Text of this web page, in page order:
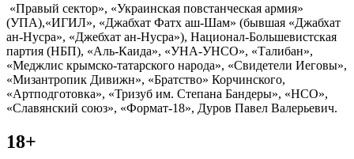
«Правый сектор», «Украинская повстанческая армия»
(УПА),«ИГИЛ», «Джабхат Фатх аш-Шам» (бывшая «Джабхат
ан-Нусра», «Джебхат ан-Нусра»), Национал-Большевистская
партия (НБП), «Аль-Каида», «УНА-УНСО», «Талибан»,
«Меджлис крымско-татарского народа», «Свидетели Иеговы»,
«Мизантропик Дивижн», «Братство» Корчинского,
«Артподготовка», «Тризуб им. Степана Бандеры», «НСО»,
«Славянский союз», «Формат-18», Дуров Павел Валерьевич.
18+